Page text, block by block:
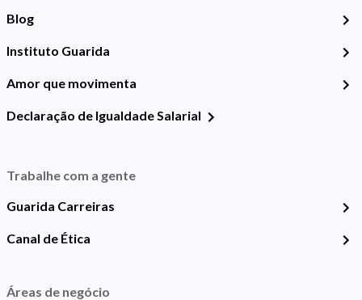
Blog
Instituto Guarida
Amor que movimenta
Declaração de Igualdade Salarial
Trabalhe com a gente
Guarida Carreiras
Canal de Ética
Áreas de negócio